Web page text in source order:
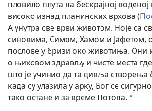
пловило плута на бескрајној
високо изнад планинских врхова (
А унутра све врви животом. Ноје са
синовима, Симом, Хамом и Јафетом,
послове у бризи око животиња. Они
о њиховом здрављу и чисте места где
што је учинио да та дивља створења
када су улазила у арку, Бог се
тако остане и за време Потопа. *